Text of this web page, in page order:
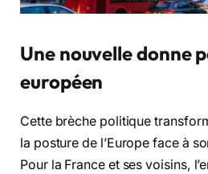
Une nouvelle donne
européen
Cette brèche politique
la posture de l’Europe face à
Pour la France et ses voisins,